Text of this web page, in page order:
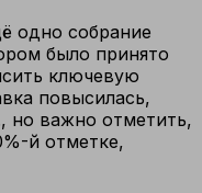
одно собрание
было принято
ключевую
повысилась,
но важно отметить,
й отметке,